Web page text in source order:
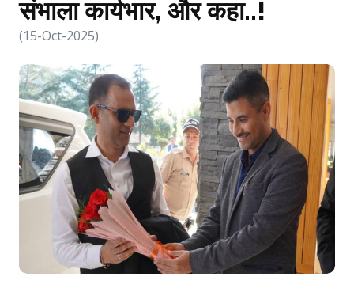
संभाला कार्यभार, और कहा..!
(15-Oct-2025)